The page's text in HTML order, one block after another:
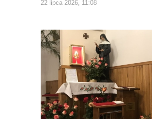
22 lipca 2026, 11:08